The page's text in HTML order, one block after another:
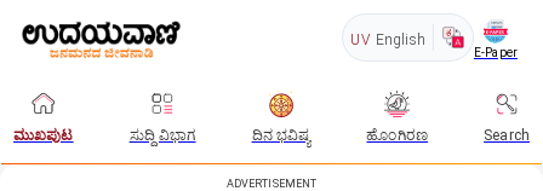
UV English
E-Paper
ಮುಖಪುಟ ಸುದ್ದಿ ವಿಭಾಗ ದಿನ ಭವಿಷ್ಯ ಹೊಂಗಿರಣ Search
ADVERTISEMENT